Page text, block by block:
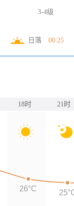
3-4级
日落 00:25
18时 21时
26°C